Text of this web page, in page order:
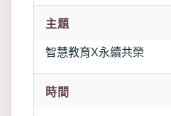
主題
智慧教育X永續共榮
時間